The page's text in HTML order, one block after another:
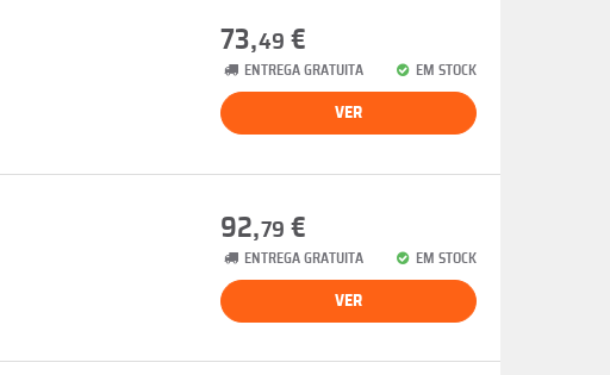
73,49 €
ENTREGA GRATUITA EM STOCK
VER
92,79 €
ENTREGA GRATUITA EM STOCK
VER